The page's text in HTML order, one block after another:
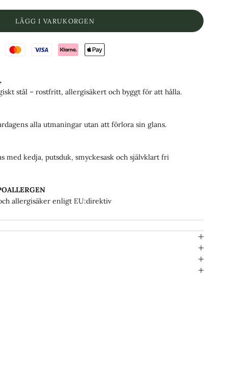
LÄGG I VARUKORGEN
stål – rostfritt, allergisäkert och byggt för att hålla.
alla utmaningar utan att förlora sin glans.
med kedja, putsduk, smyckesask och självklart fri
allergisäker enligt EU:direktiv